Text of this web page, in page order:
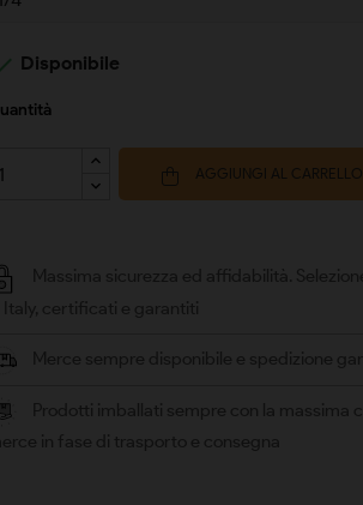
Disponibile
AGGIUNGI AL CARRELLO